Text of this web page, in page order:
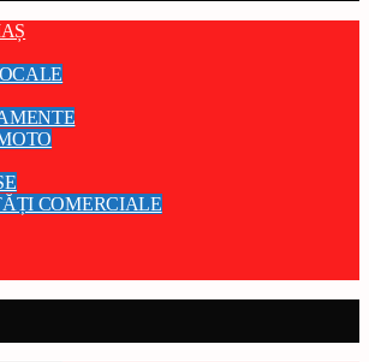
COMERCIALE